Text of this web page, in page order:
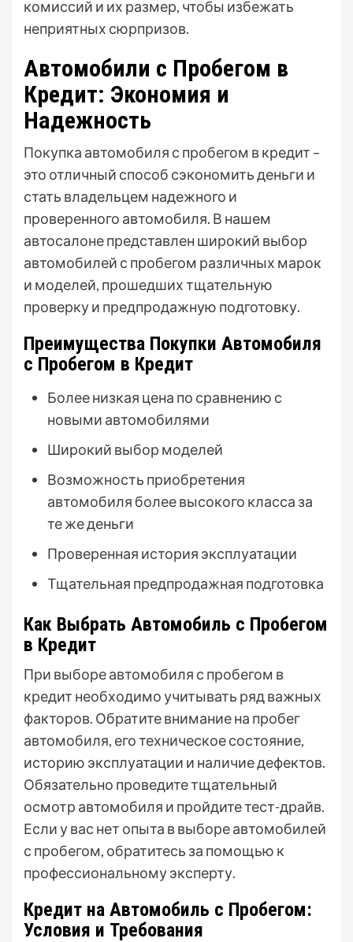
комиссий и их размер, чтобы избежать
неприятных сюрпризов.
Автомобили с Пробегом в
Кредит: Экономия и
Надежность
Покупка автомобиля с пробегом в кредит –
это отличный способ сэкономить деньги и
стать владельцем надежного и
проверенного автомобиля. В нашем
автосалоне представлен широкий выбор
автомобилей с пробегом различных марок
и моделей, прошедших тщательную
проверку и предпродажную подготовку.
Преимущества Покупки Автомобиля
с Пробегом в Кредит
Более низкая цена по сравнению с
новыми автомобилями
Широкий выбор моделей
Возможность приобретения
автомобиля более высокого класса за
те же деньги
Проверенная история эксплуатации
Тщательная предпродажная подготовка
Как Выбрать Автомобиль с Пробегом
в Кредит
При выборе автомобиля с пробегом в
кредит необходимо учитывать ряд важных
факторов. Обратите внимание на пробег
автомобиля, его техническое состояние,
историю эксплуатации и наличие дефектов.
Обязательно проведите тщательный
осмотр автомобиля и пройдите тест-драйв.
Если у вас нет опыта в выборе автомобилей
с пробегом, обратитесь за помощью к
профессиональному эксперту.
Кредит на Автомобиль с Пробегом:
Условия и Требования